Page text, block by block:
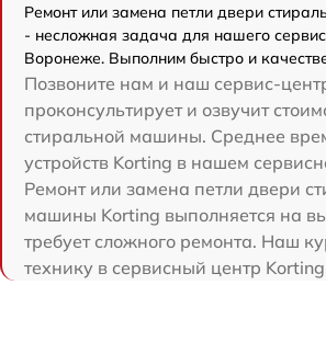
Ремонт или замена петли двери
- несложная задача для нашего
Воронеже. Выполним быстро и
Позвоните нам и наш сервис-
проконсультирует и озвучит
стиральной машины. Среднее
устройств Korting в нашем
Ремонт или замена петли двери
машины Korting выполняется на
требует сложного ремонта. Наш
технику в сервисный центр